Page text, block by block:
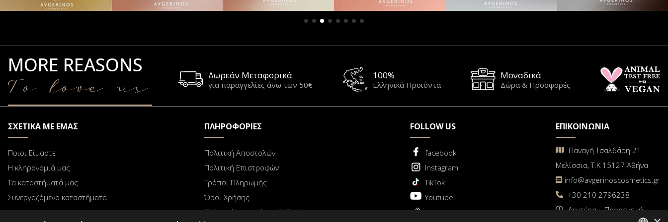
MORE REASONS
To love us
Δωρεάν Μεταφορικά
για παραγγελίες άνω των 50€
100%
Ελληνικά Προιόντα
Μοναδικά
Δώρα & Προσφορές
ΣΧΕΤΙΚΑ ΜΕ ΕΜΑΣ
Ποιοι Είμαστε
Η κληρονομιά μας
Τα καταστήματά μας
Συνεργαζόμενα καταστήματα
ΠΛΗΡΟΦΟΡΙΕΣ
Πολιτική Αποστολών
Πολιτική Επιστροφών
Τρόποι Πληρωμής
Όροι Χρήσης
Πολιτική απορρήτου & Cookies
FOLLOW US
facebook
Instagram
TikTok
Youtube
Blog
ΕΠΙΚΟΙΝΩΝΙΑ
Παναγή Τσαλδάρη 21
Μελίσσια, Τ.Κ 15127 Αθήνα
info@avgerinoscosmetics.gr
+30 210 2796238
Δευτέρα – Παρασκευή